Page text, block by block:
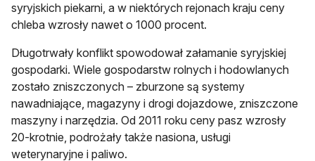
syryjskich piekarni, a w niektórych rejonach kraju ceny
chleba wzrosły nawet o 1000 procent.
Długotrwały konflikt spowodował załamanie syryjskiej
gospodarki. Wiele gospodarstw rolnych i hodowlanych
zostało zniszczonych – zburzone są systemy
nawadniające, magazyny i drogi dojazdowe, zniszczone
maszyny i narzędzia. Od 2011 roku ceny pasz wzrosły
20-krotnie, podrożały także nasiona, usługi
weterynaryjne i paliwo.